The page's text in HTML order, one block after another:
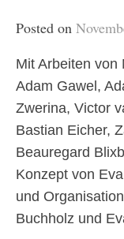
Posted on
Mit Arbeiten von
Adam Gawel,
Zwerina, Victor
Bastian Eicher,
Beauregard
Konzept von
und
Buchholz und